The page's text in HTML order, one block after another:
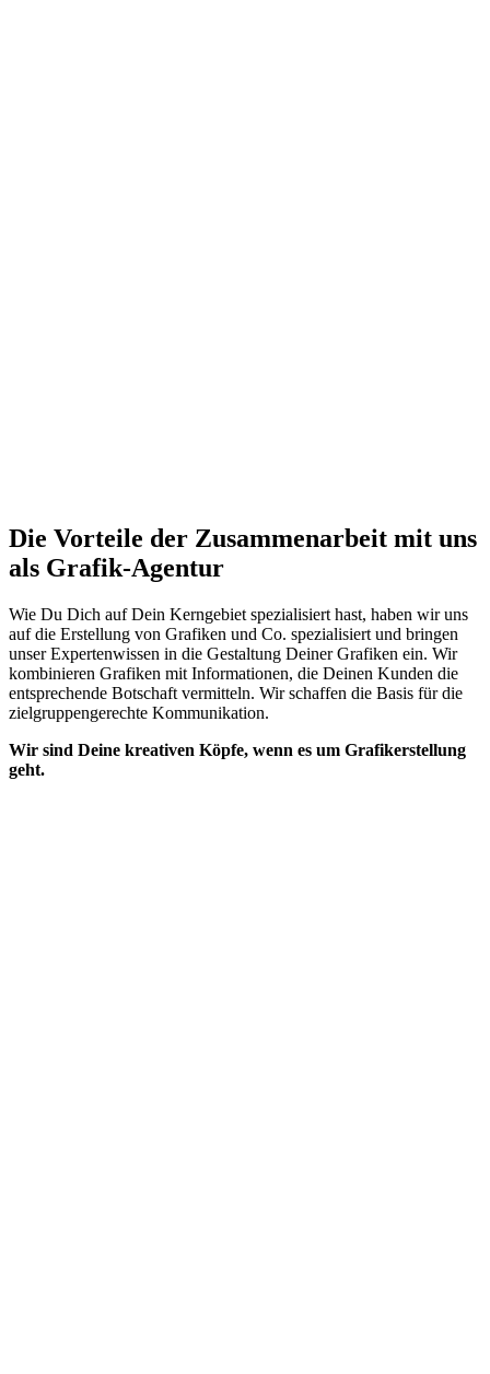
Die Vorteile der Zusammenarbeit mit uns
als Grafik-Agentur
Wie Du Dich auf Dein Kerngebiet spezialisiert hast, haben wir uns
auf die Erstellung von Grafiken und Co. spezialisiert und bringen
unser Expertenwissen in die Gestaltung Deiner Grafiken ein. Wir
kombinieren Grafiken mit Informationen, die Deinen Kunden die
entsprechende Botschaft vermitteln. Wir schaffen die Basis für die
zielgruppengerechte Kommunikation.
Wir sind Deine kreativen Köpfe, wenn es um Grafikerstellung
geht.